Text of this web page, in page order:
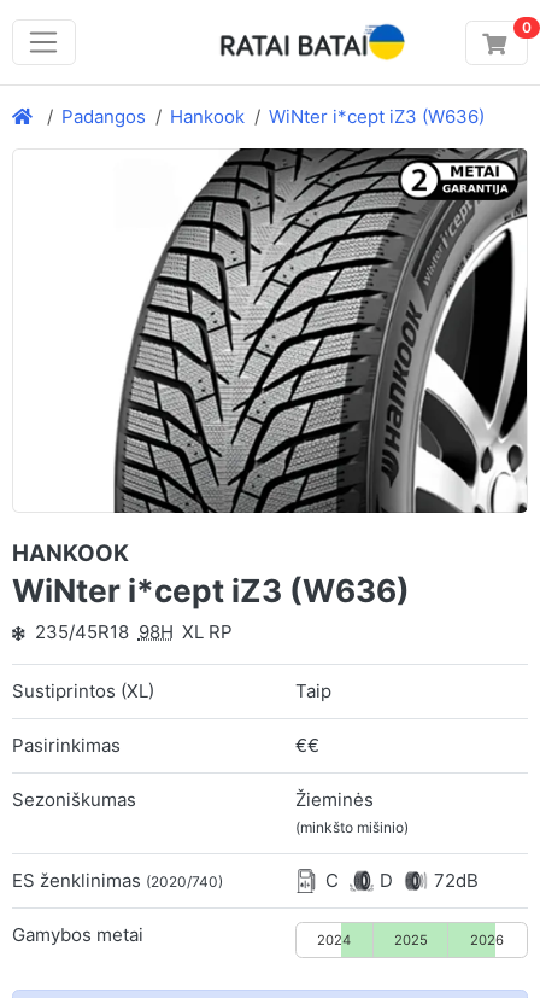
0
Padangos Hankook WiNter i*cept iZ3 (W636)
HANKOOK
WiNter i*cept iZ3 (W636)
235/45R18 98H XL RP
Sustiprintos (XL) Taip
Pasirinkimas €€
Sezoniškumas Žieminės
(minkšto mišinio)
ES ženklinimas (2020/740) C D 72dB
Gamybos metai 2024 2025 2026